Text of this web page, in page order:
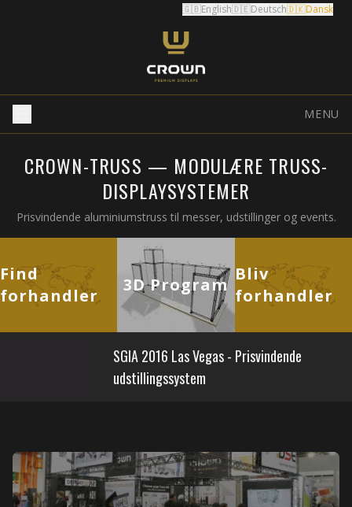
🇬🇧English🇩🇪Deutsch🇩🇰Dansk
MENU
CROWN-TRUSS — MODULÆRE TRUSS-
DISPLAYSYSTEMER
Prisvindende aluminiumstruss til messer, udstillinger og events.
Find
forhandler
3D Program
Bliv
forhandler
SGIA 2016 Las Vegas - Prisvindende
udstillingssystem